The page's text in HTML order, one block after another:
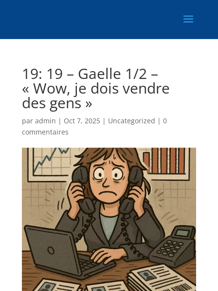
19: 19 – Gaelle 1/2 –
« Wow, je dois vendre
des gens »
par admin | Oct 7, 2025| Uncategorized | 0
commentaires